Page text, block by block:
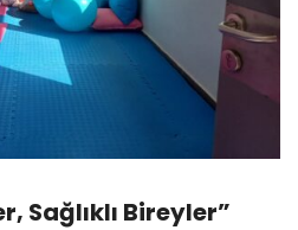
Sağlıklı Bireyler”